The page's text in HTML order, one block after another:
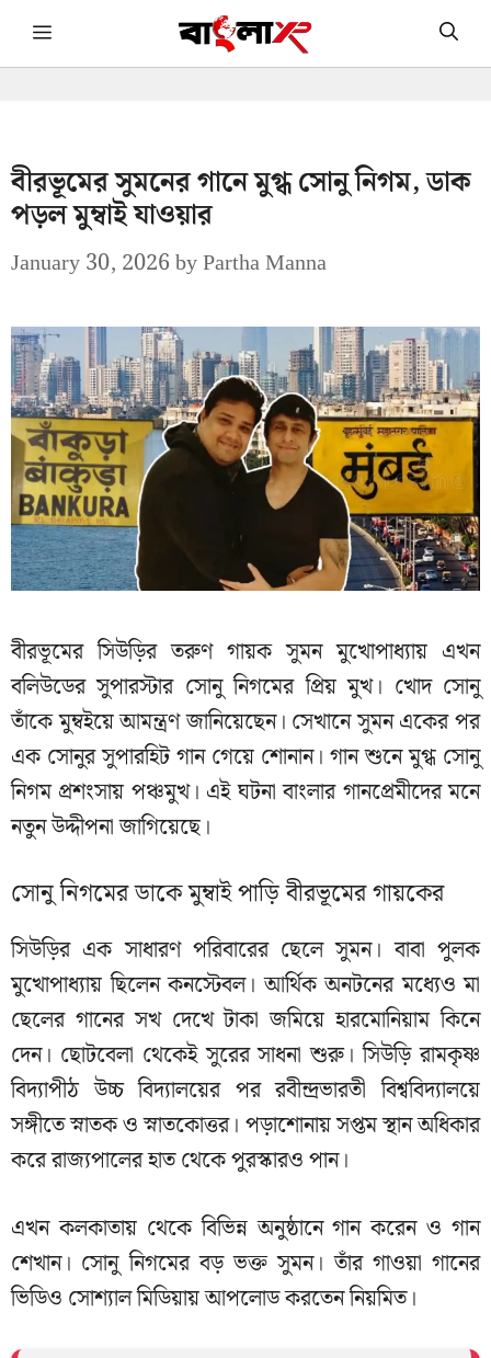
Skip Menu
বীরভূমের সুমনের গানে মুগ্ধ সোনু নিগম, ডাক
পড়ল মুম্বাই যাওয়ার
January 30, 2026byPartha Manna
বীরভূমের সিউড়ির তরুণ গায়ক সুমন মুখোপাধ্যায় এখন
বলিউডের সুপারস্টার সোনু নিগমের প্রিয় মুখ। খোদ সোনু
তাঁকে মুম্বইয়ে আমন্ত্রণ জানিয়েছেন। সেখানে সুমন একের পর
এক সোনুর সুপারহিট গান গেয়ে শোনান। গান শুনে মুগ্ধ সোনু
নিগম প্রশংসায় পঞ্চমুখ। এই ঘটনা বাংলার গানপ্রেমীদের মনে
নতুন উদ্দীপনা জাগিয়েছে।
সোনু নিগমের ডাকে মুম্বাই পাড়ি বীরভূমের গায়কের
সিউড়ির এক সাধারণ পরিবারের ছেলে সুমন। বাবা পুলক
মুখোপাধ্যায় ছিলেন কনস্টেবল। আর্থিক অনটনের মধ্যেও মা
ছেলের গানের সখ দেখে টাকা জমিয়ে হারমোনিয়াম কিনে
দেন। ছোটবেলা থেকেই সুরের সাধনা শুরু। সিউড়ি রামকৃষ্ণ
বিদ্যাপীঠ উচ্চ বিদ্যালয়ের পর রবীন্দ্রভারতী বিশ্ববিদ্যালয়ে
সঙ্গীতে স্নাতক ও স্নাতকোত্তর। পড়াশোনায় সপ্তম স্থান অধিকার
করে রাজ্যপালের হাত থেকে পুরস্কারও পান।
এখন কলকাতায় থেকে বিভিন্ন অনুষ্ঠানে গান করেন ও গান
শেখান। সোনু নিগমের বড় ভক্ত সুমন। তাঁর গাওয়া গানের
ভিডিও সোশ্যাল মিডিয়ায় আপলোড করতেন নিয়মিত।